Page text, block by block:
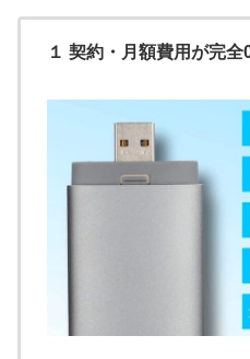
１ 契約・月額費用が完全